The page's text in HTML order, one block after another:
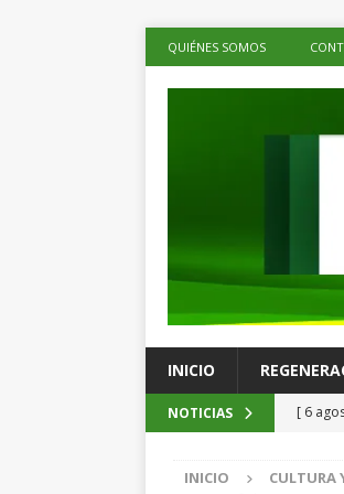
QUIÉNES SOMOS
INICIO
NOTICIAS [ 6
INICIO CULTURA